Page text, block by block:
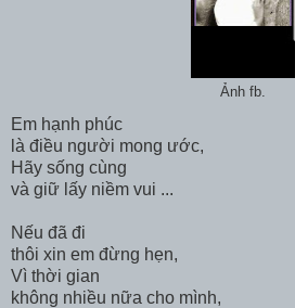
Ảnh fb.
Em hạnh phúc
là điều người mong ước,
Hãy sống cùng
và giữ lấy niềm vui ...
Nếu đã đi
thôi xin em đừng hẹn,
Vì thời gian
không nhiều nữa cho mình,